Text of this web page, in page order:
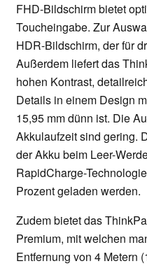
FHD-Bildschirm bietet
Toucheingabe. Zur
HDR-Bildschirm, der für
Außerdem liefert das
hohen Kontrast,
Details in einem Design
15,95 mm dünn ist. Die
Akkulaufzeit sind gering.
der Akku beim Leer-
RapidCharge-
Prozent geladen werden.
Zudem bietet das
Premium, mit welchen
Entfernung von 4 Metern